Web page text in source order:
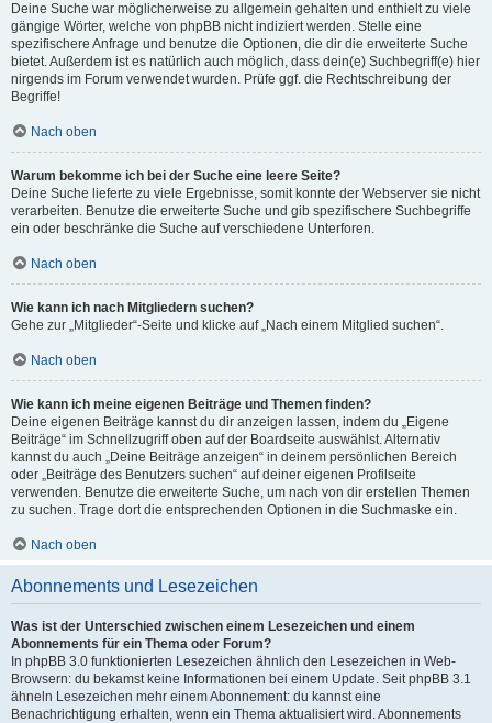
Deine Suche war möglicherweise zu allgemein gehalten und enthielt zu viele
gängige Wörter, welche von phpBB nicht indiziert werden. Stelle eine
spezifischere Anfrage und benutze die Optionen, die dir die erweiterte Suche
bietet. Außerdem ist es natürlich auch möglich, dass dein(e) Suchbegriff(e) hier
nirgends im Forum verwendet wurden. Prüfe ggf. die Rechtschreibung der
Begriffe!
Nach oben
Warum bekomme ich bei der Suche eine leere Seite?
Deine Suche lieferte zu viele Ergebnisse, somit konnte der Webserver sie nicht
verarbeiten. Benutze die erweiterte Suche und gib spezifischere Suchbegriffe
ein oder beschränke die Suche auf verschiedene Unterforen.
Nach oben
Wie kann ich nach Mitgliedern suchen?
Gehe zur „Mitglieder“-Seite und klicke auf „Nach einem Mitglied suchen“.
Nach oben
Wie kann ich meine eigenen Beiträge und Themen finden?
Deine eigenen Beiträge kannst du dir anzeigen lassen, indem du „Eigene
Beiträge“ im Schnellzugriff oben auf der Boardseite auswählst. Alternativ
kannst du auch „Deine Beiträge anzeigen“ in deinem persönlichen Bereich
oder „Beiträge des Benutzers suchen“ auf deiner eigenen Profilseite
verwenden. Benutze die erweiterte Suche, um nach von dir erstellen Themen
zu suchen. Trage dort die entsprechenden Optionen in die Suchmaske ein.
Nach oben
Abonnements und Lesezeichen
Was ist der Unterschied zwischen einem Lesezeichen und einem
Abonnements für ein Thema oder Forum?
In phpBB 3.0 funktionierten Lesezeichen ähnlich den Lesezeichen in Web-
Browsern: du bekamst keine Informationen bei einem Update. Seit phpBB 3.1
ähneln Lesezeichen mehr einem Abonnement: du kannst eine
Benachrichtigung erhalten, wenn ein Thema aktualisiert wird. Abonnements